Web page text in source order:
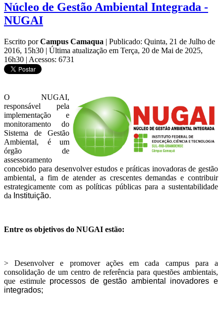
Núcleo de Gestão Ambiental Integrada -
NUGAI
Escrito porCampus Camaqua | Publicado: Quinta, 21 de Julho de
2016, 15h30 | Última atualização em Terça, 20 de Mai de 2025,
16h30 | Acessos: 6731
O NUGAI,
responsável pela
implementação e
monitoramento do
Sistema de Gestão
Ambiental, é um
órgão de
assessoramento
concebido para desenvolver estudos e práticas inovadoras de gestão
ambiental, a fim de atender as crescentes demandas e contribuir
estrategicamente com as políticas públicas para a sustentabilidade
da Instituição.
Entre os objetivos do NUGAI estão:
> Desenvolver e promover ações em cada campus para a
consolidação de um centro de referência para questões ambientais,
que estimule processos de gestão ambiental inovadores e
integrados;